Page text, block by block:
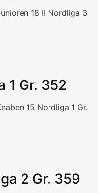
18 II Nordliga 3
1 Gr. 352
15 Nordliga 1 Gr.
2 Gr. 359